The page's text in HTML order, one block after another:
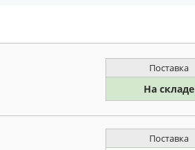
Поставка
На складе
Поставка